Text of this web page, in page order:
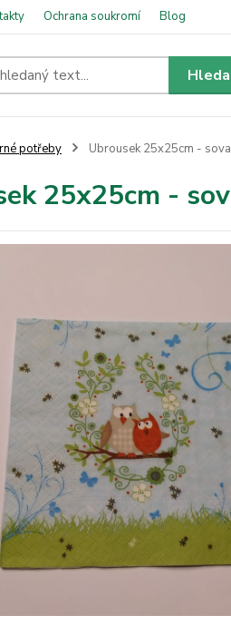
Ochrana soukromí Blog
potřeby Ubrousek 25x25cm - sova
25x25cm -